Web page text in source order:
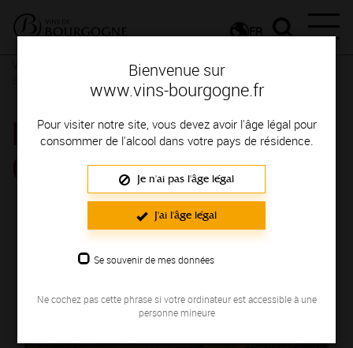
Bienvenue sur
www.vins-bourgogne.fr
Pour visiter notre site, vous devez avoir l'âge légal pour
consommer de l'alcool dans votre pays de résidence.
Je n'ai pas l'âge légal
J'ai l'âge légal
Se souvenir de mes données
Ne cochez pas cette phrase si votre ordinateur est accessible à une
personne mineure
FR
La Bourgogne et ses Appellations
Bourgogne, une localisation privilégiée
BOURGOGNE CÔTE
CHALONNAISE